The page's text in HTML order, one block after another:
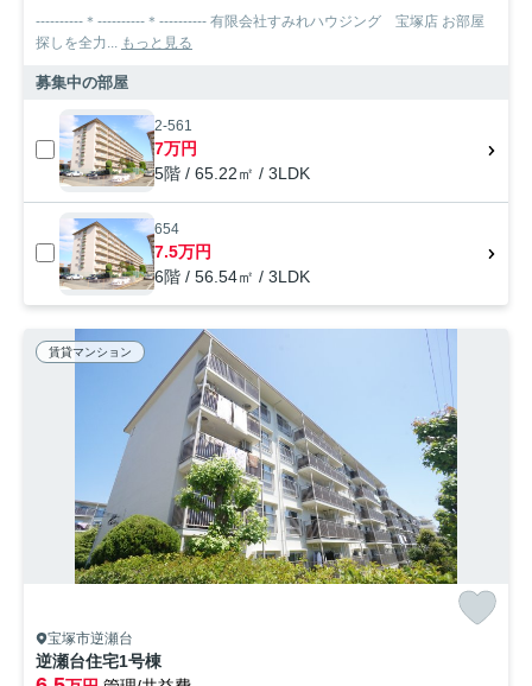
----------＊----------＊---------- 有限会社すみれハウジング 宝塚店 お部屋
探しを全力... もっと見る
募集中の部屋
2-561
7万円
5階 / 65.22㎡ / 3LDK
654
7.5万円
6階 / 56.54㎡ / 3LDK
賃貸マンション
宝塚市逆瀬台
逆瀬台住宅1号棟